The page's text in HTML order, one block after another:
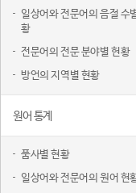
일상어와 전문어의 음절 수
황
전문어의 전문 분야별 현황
방언의 지역별 현황
원어 통계
품사별 현황
일상어와 전문어의 원어 현